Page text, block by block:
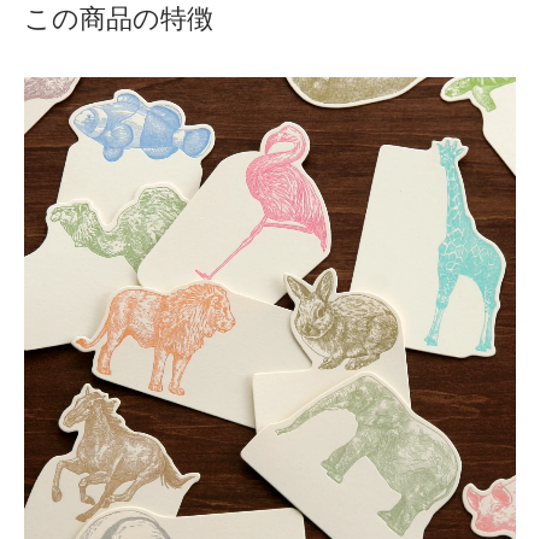
この商品の特徴